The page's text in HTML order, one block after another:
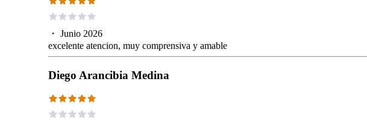
・ Junio 2026
excelente atencion, muy comprensiva y amable
Diego Arancibia Medina